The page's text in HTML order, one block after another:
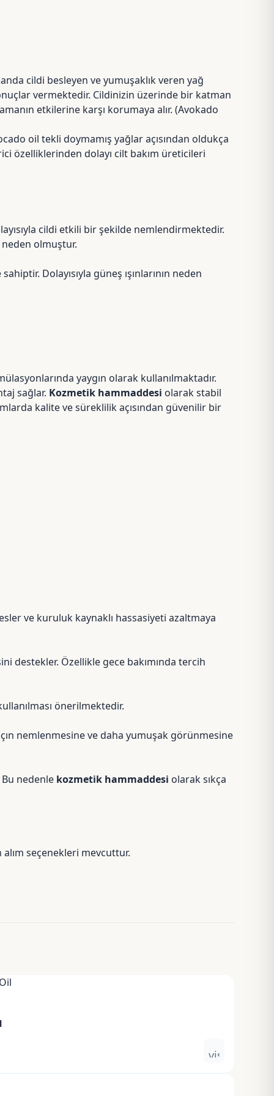
cildi besleyen ve yumuşaklık veren yağ
vermektedir. Cildinizin üzerinde bir katman
etkilerine karşı korumaya alır. (Avokado
oil tekli doymamış yağlar açısından oldukça
özelliklerinden dolayı cilt bakım üreticileri
cildi etkili bir şekilde nemlendirmektedir.
olmuştur.
Dolayısıyla güneş ışınlarının neden
yaygın olarak kullanılmaktadır.
sağlar. Kozmetik hammaddesi olarak stabil
kalite ve süreklilik açısından güvenilir bir
ve kuruluk kaynaklı hassasiyeti azaltmaya
destekler. Özellikle gece bakımında tercih
önerilmektedir.
nemlenmesine ve daha yumuşak görünmesine
nedenle kozmetik hammaddesi olarak sıkça
seçenekleri mevcuttur.
visibility